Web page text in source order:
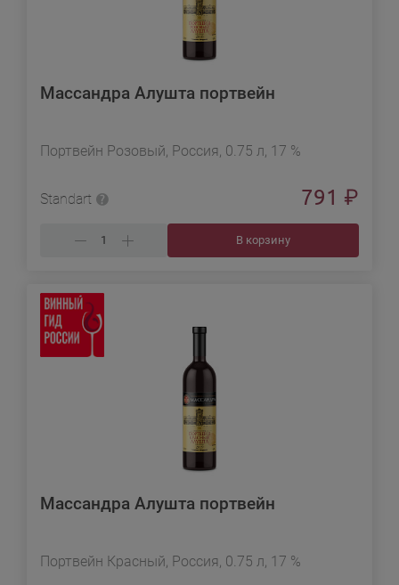
Массандра Алушта портвейн
Портвейн Розовый, Россия, 0.75 л, 17 %
Standart 791 ₽
В корзину
Массандра Алушта портвейн
Портвейн Красный, Россия, 0.75 л, 17 %